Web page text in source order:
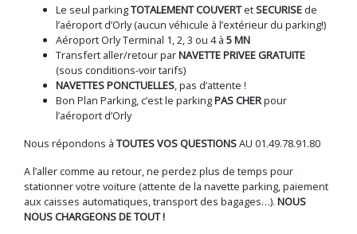
Le seul parkingTOTALEMENT COUVERTetSECURISE de
l’aéroport d’Orly (aucun véhicule à l’extérieur du parking!)
Aéroport Orly Terminal 1, 2, 3 ou 4 à 5 MN
Transfert aller/retour parNAVETTE PRIVEE GRATUITE
(sous conditions-voir tarifs)
NAVETTES PONCTUELLES, pas d’attente !
Bon Plan Parking, c’est le parkingPAS CHERpour
l’aéroport d’Orly
Nous répondons à TOUTES VOS QUESTIONSAU 01.49.78.91.80
A l’aller comme au retour, ne perdez plus de temps pour
stationner votre voiture (attente de la navette parking, paiement
aux caisses automatiques, transport des bagages…). NOUS
NOUS CHARGEONS DE TOUT !